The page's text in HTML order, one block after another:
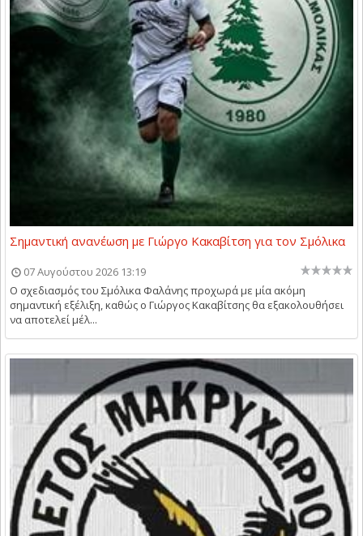
Σημαντική ανανέωση με Γιώργο Κακαβίτση για τον Σμόλικα
07 Αυγούστου 2026 13:19
Ο σχεδιασμός του Σμόλικα Φαλάνης προχωρά με μία ακόμη
σημαντική εξέλιξη, καθώς ο Γιώργος Κακαβίτσης θα εξακολουθήσει
να αποτελεί μέλ...